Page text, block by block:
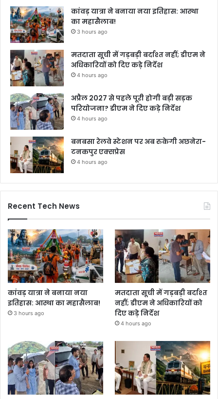
कांवड़ यात्रा ने बनाया नया इतिहास: आस्था
का महासैलाब!
3 hours ago
मतदाता सूची में गड़बड़ी बर्दाश्त नहीं; डीएम ने
अधिकारियों को दिए कड़े निर्देश
4 hours ago
अप्रैल 2027 से पहले पूरी होगी बड़ी सड़क
परियोजना? डीएम ने दिए कड़े निर्देश
4 hours ago
बनबसा रेलवे स्टेशन पर अब रुकेगी अछनेरा-
टनकपुर एक्सप्रेस
4 hours ago
Recent Tech News
कांवड़ यात्रा ने बनाया नया
इतिहास: आस्था का महासैलाब!
3 hours ago
मतदाता सूची में गड़बड़ी बर्दाश्त
नहीं; डीएम ने अधिकारियों को
दिए कड़े निर्देश
4 hours ago